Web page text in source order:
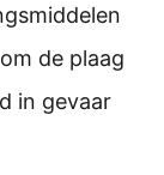
de plaag
in gevaar